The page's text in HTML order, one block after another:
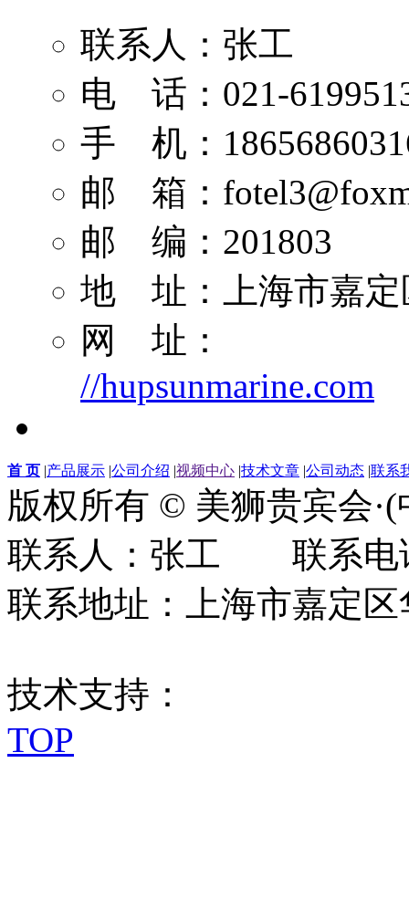
联系人：张工
电 话：021-
手 机：
邮 箱：
邮 编：201803
地 址：上海市嘉定
网 址：
//hupsunmarine.com
首 页 |产品展示 |公司介绍 |视频中心 |技术文章 |公司动态 |联系
版权所有 © 美狮贵宾会
联系人：张工 联系电
联系地址：上海市嘉定
技术支持：
TOP